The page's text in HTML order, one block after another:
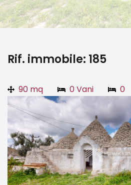
Rif. immobile: 185
90 mq 0 Vani 0